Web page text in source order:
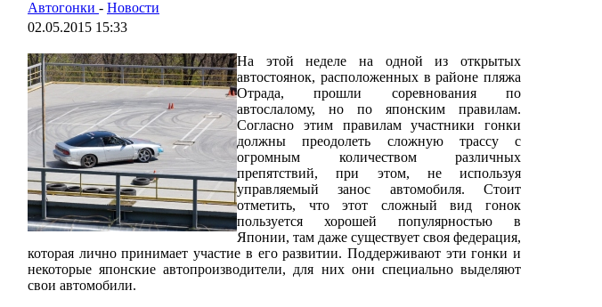
Автогонки - Новости
02.05.2015 15:33
На этой неделе на одной из открытых
автостоянок, расположенных в районе пляжа
Отрада, прошли соревнования по
автослалому, но по японским правилам.
Согласно этим правилам участники гонки
должны преодолеть сложную трассу с
огромным количеством различных
препятствий, при этом, не используя
управляемый занос автомобиля. Стоит
отметить, что этот сложный вид гонок
пользуется хорошей популярностью в
Японии, там даже существует своя федерация,
которая лично принимает участие в его развитии. Поддерживают эти гонки и
некоторые японские автопроизводители, для них они специально выделяют
свои автомобили.